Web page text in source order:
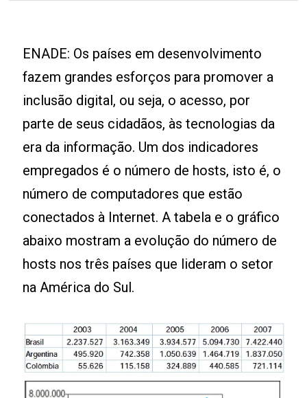
ENADE: Os países em desenvolvimento
fazem grandes esforços para promover a
inclusão digital, ou seja, o acesso, por
parte de seus cidadãos, às tecnologias da
era da informação. Um dos indicadores
empregados é o número de hosts, isto é, o
número de computadores que estão
conectados à Internet. A tabela e o gráfico
abaixo mostram a evolução do número de
hosts nos três países que lideram o setor
na América do Sul.